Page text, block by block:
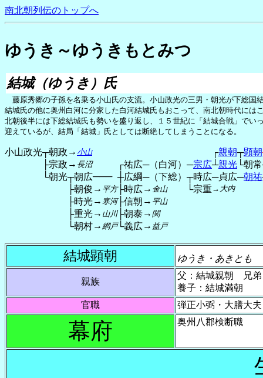
南北朝列伝のトップへ
ゆうき～ゆうきもとみつ
結城（ゆうき）氏
藤原秀郷の子孫を名乗る小山氏の支流。小山政光の三男・朝光が下総国
結城氏の他に奥州白河に分家した白河結城氏もおこって、南北朝時代に
北朝後半には下総結城氏も勢いを盛り返し、１５世紀に「結城合戦」で
迎えているが、結局「結城」氏としては断絶してしまうことになる。
小山政光┬朝政 → 小山 ┌親朝┬顕朝
├宗政 → 長沼 ┌祐広─（白河） ─宗広┴親光 └朝常
└朝光┬朝広─── ┼広綱─（下総） ┬時広─貞広─朝祐
├朝俊 → 平方├時広→ 金山 └宗重→大内
├時光→ 寒河├信朝 → 平山
├重光→ 山川├朝泰→ 関
└朝村→ 網戸└義広→ 益戸
結城顕朝 ゆうき・あきとも
親族
父：結城親朝 兄弟
養子：結城満朝
官職
弾正小弼・大膳大夫
幕府 奥州八郡検断職